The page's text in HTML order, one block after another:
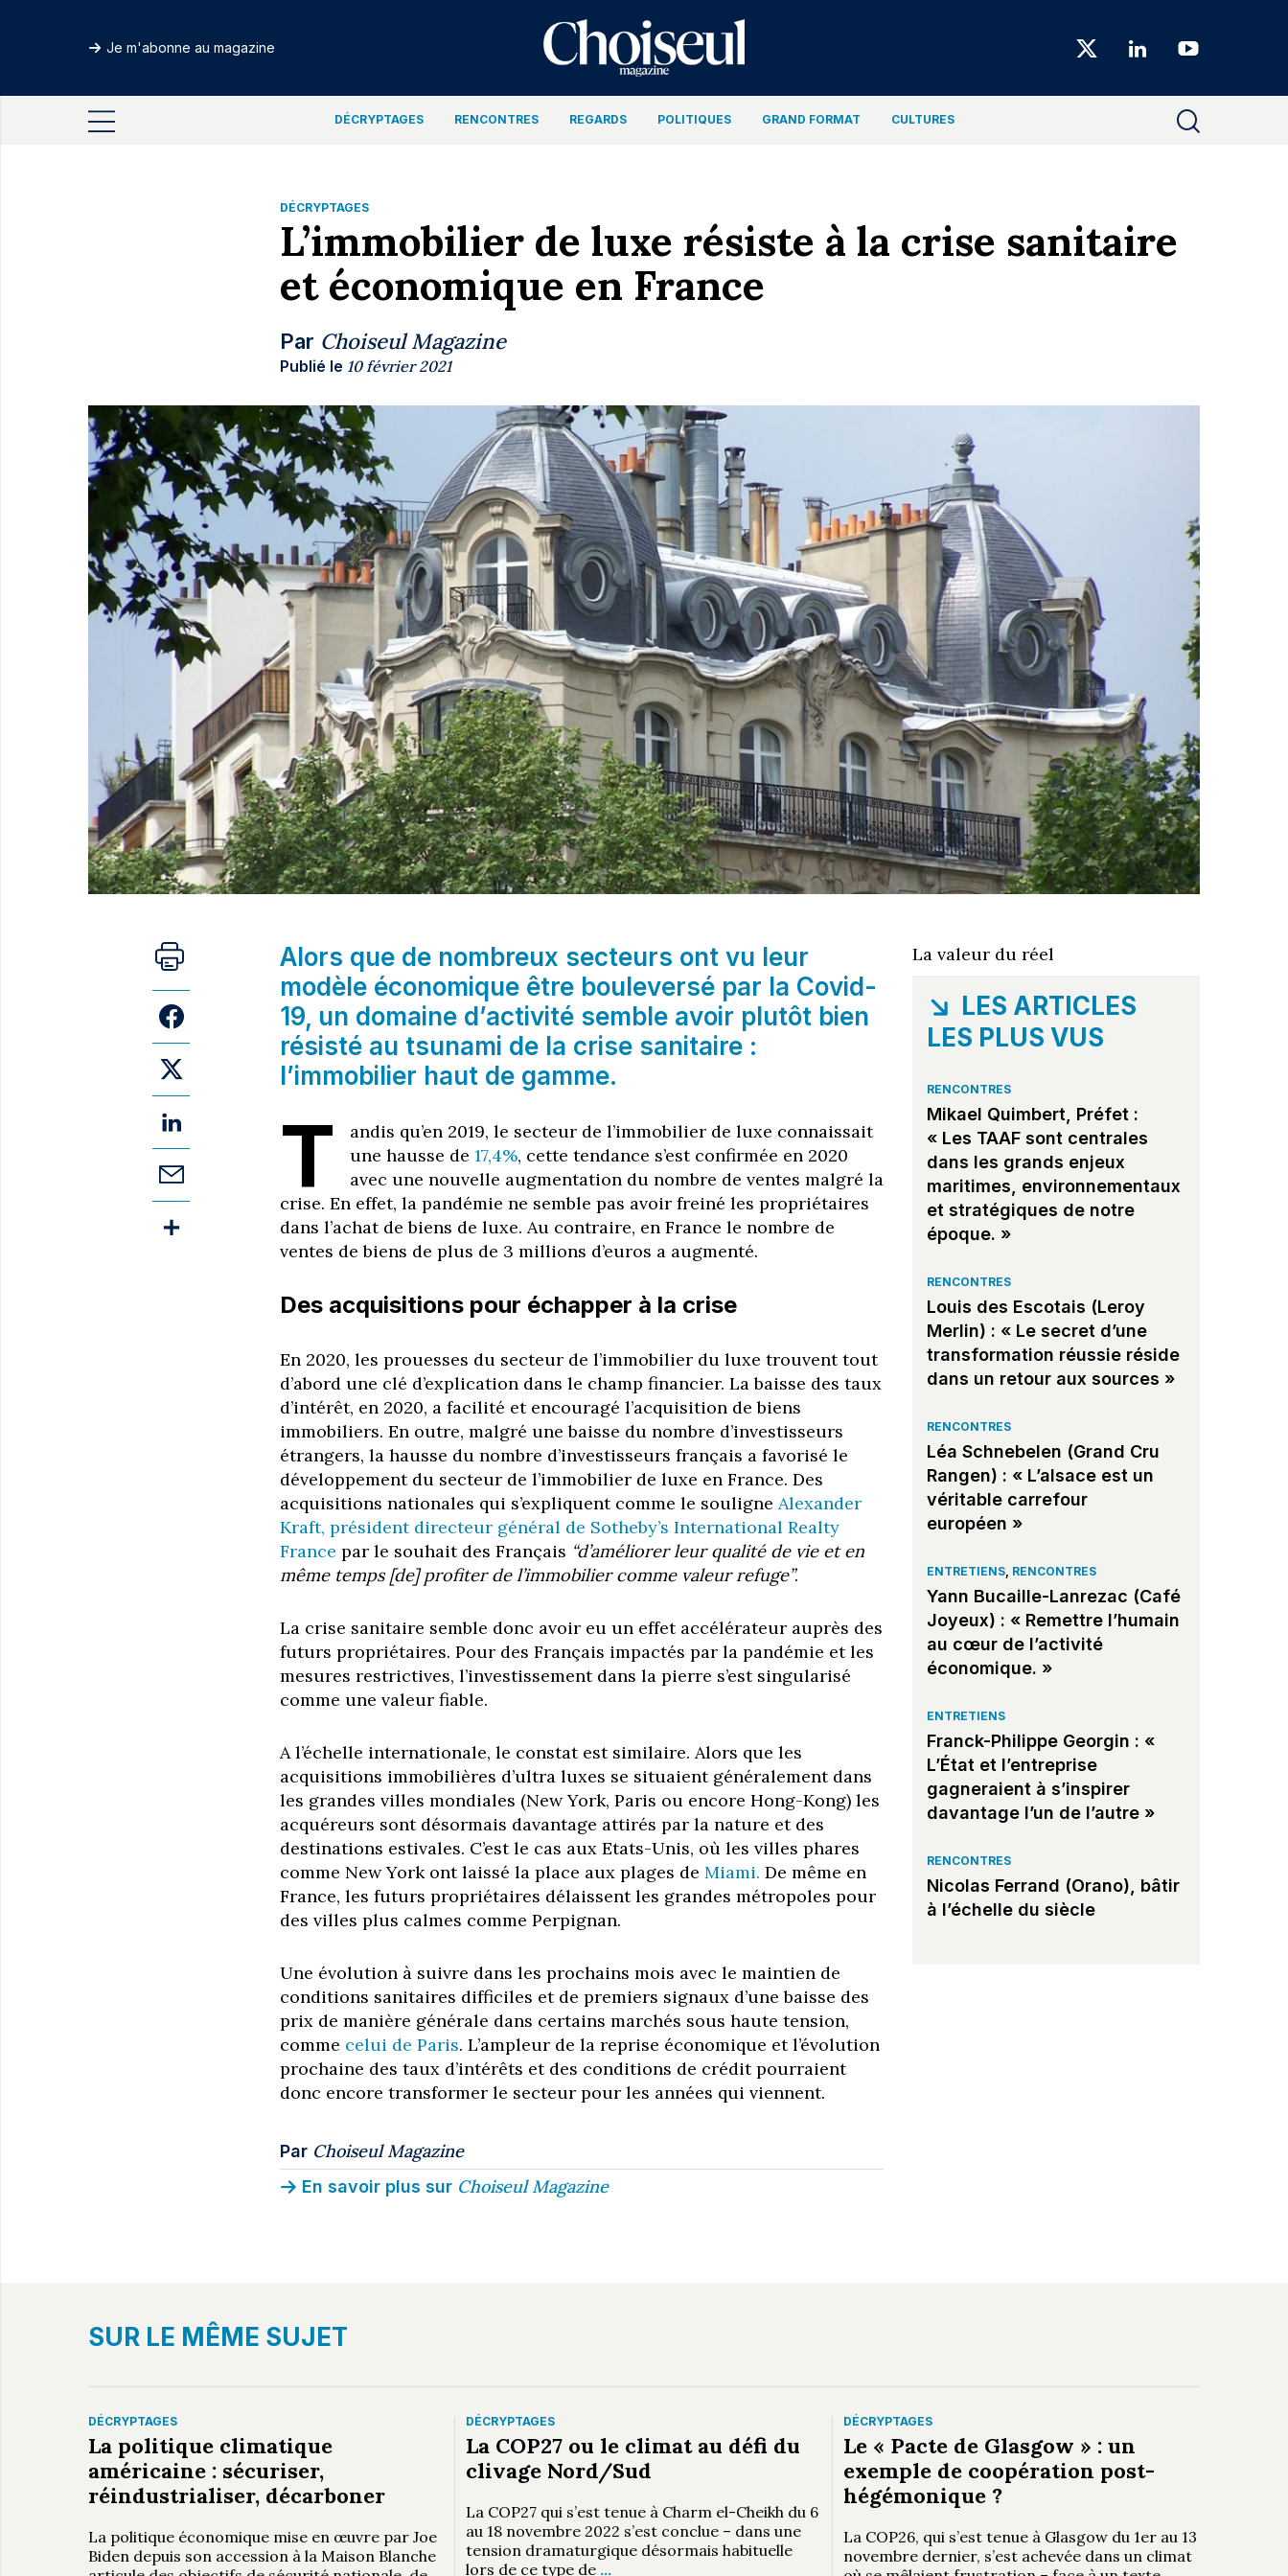
Je m'abonne au magazine Choiseul
Magazine
DÉCRYPTAGES RENCONTRES REGARDS POLITIQUES GRAND FORMAT CULTURES
DÉCRYPTAGES
L’immobilier de luxe résiste à la crise sanitaire
et économique en France
Par Choiseul Magazine
Publié le 10 février 2021
Alors que de nombreux secteurs ont vu leur
modèle économique être bouleversé par la Covid-
19, un domaine d’activité semble avoir plutôt bien
résisté au tsunami de la crise sanitaire :
l’immobilier haut de gamme.
T
andis qu’en 2019, le secteur de l’immobilier de luxe connaissait
une hausse de 17,4%, cette tendance s’est confirmée en 2020
avec une nouvelle augmentation du nombre de ventes malgré la
crise. En effet, la pandémie ne semble pas avoir freiné les propriétaires
dans l’achat de biens de luxe. Au contraire, en France le nombre de
ventes de biens de plus de 3 millions d’euros a augmenté.
Des acquisitions pour échapper à la crise
En 2020, les prouesses du secteur de l’immobilier du luxe trouvent tout
d’abord une clé d’explication dans le champ financier. La baisse des taux
d’intérêt, en 2020, a facilité et encouragé l’acquisition de biens
immobiliers. En outre, malgré une baisse du nombre d’investisseurs
étrangers, la hausse du nombre d’investisseurs français a favorisé le
développement du secteur de l’immobilier de luxe en France. Des
acquisitions nationales qui s’expliquent comme le souligne Alexander
Kraft, président directeur général de Sotheby’s International Realty
France par le souhait des Français “d’améliorerleur qualité de vie et en
même temps [de] profiter de l’immobilier comme valeur refuge”.
La crise sanitaire semble donc avoir eu un effet accélérateur auprès des
futurs propriétaires. Pour des Français impactés par la pandémie et les
mesures restrictives, l’investissement dans la pierre s’est singularisé
comme une valeur fiable.
A l’échelle internationale, le constat est similaire. Alors que les
acquisitions immobilières d’ultra luxes se situaient généralement dans
les grandes villes mondiales (New York, Paris ou encore Hong-Kong) les
acquéreurs sont désormais davantage attirés par la nature et des
destinations estivales. C’est le cas aux Etats-Unis, où les villes phares
comme New York ont laissé la place aux plages de Miami. De même en
France, les futurs propriétaires délaissent les grandes métropoles pour
des villes plus calmes comme Perpignan.
Une évolution à suivre dans les prochains mois avec le maintien de
conditions sanitaires difficiles et de premiers signaux d’une baisse des
prix de manière générale dans certains marchés sous haute tension,
comme celui de Paris. L’ampleur de la reprise économique et l’évolution
prochaine des taux d’intérêts et des conditions de crédit pourraient
donc encore transformer le secteur pour les années qui viennent.
Par Choiseul Magazine
En savoir plus sur Choiseul Magazine
La valeur du réel
LES ARTICLES
LES PLUS VUS
RENCONTRES
Mikael Quimbert, Préfet :
« Les TAAF sont centrales
dans les grands enjeux
maritimes, environnementaux
et stratégiques de notre
époque. »
RENCONTRES
Louis des Escotais (Leroy
Merlin) : « Le secret d’une
transformation réussie réside
dans un retour aux sources »
RENCONTRES
Léa Schnebelen (Grand Cru
Rangen) : « L’alsace est un
véritable carrefour
européen »
ENTRETIENS, RENCONTRES
Yann Bucaille-Lanrezac (Café
Joyeux) : « Remettre l’humain
au cœur de l’activité
économique. »
ENTRETIENS
Franck-Philippe Georgin : «
L’État et l’entreprise
gagneraient à s’inspirer
davantage l’un de l’autre »
RENCONTRES
Nicolas Ferrand (Orano), bâtir
à l’échelle du siècle
SUR LE MÊME SUJET
DÉCRYPTAGES
La politique climatique
américaine : sécuriser,
réindustrialiser, décarboner
La politique économique mise en œuvre par Joe
Biden depuis son accession à la Maison Blanche
DÉCRYPTAGES
La COP27 ou le climat au défi du
clivage Nord/Sud
La COP27 qui s’est tenue à Charm el-Cheikh du 6
au 18 novembre 2022 s’est conclue – dans une
tension dramaturgique désormais habituelle
lors de ce type de …
DÉCRYPTAGES
Le « Pacte de Glasgow » : un
exemple de coopération post-
hégémonique ?
La COP26, qui s’est tenue à Glasgow du 1er au 13
novembre dernier, s’est achevée dans un climat